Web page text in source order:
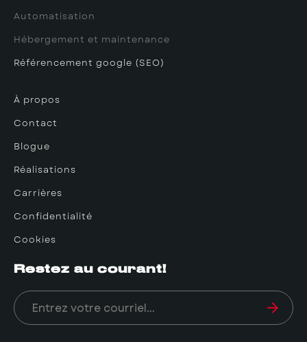
Automatisation
Hébergement et maintenance
Référencement google (SEO)
À propos
Contact
Blogue
Réalisations
Carrières
Confidentialité
Cookies
Restez au courant!